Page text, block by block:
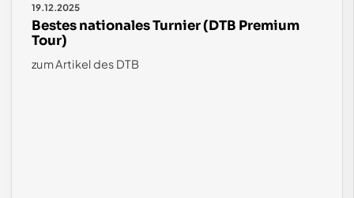
19.12.2025
Bestes nationales Turnier (DTB Premium
Tour)
zum Artikel des DTB